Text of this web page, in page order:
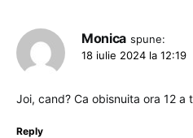
Monica spune:
18 iulie 2024 la 12:19
Joi, cand? Ca obisnuita ora 12 a
Reply